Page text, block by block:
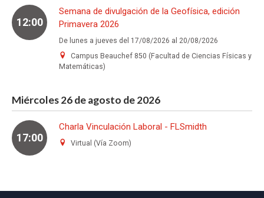
12:00
Semana de divulgación de la Geofísica, edición
Primavera 2026
De lunes a jueves del 17/08/2026 al 20/08/2026
Campus Beauchef 850 (Facultad de Ciencias Físicas y
Matemáticas)
Miércoles 26 de agosto de 2026
17:00
Charla Vinculación Laboral - FLSmidth
Virtual (Vía Zoom)